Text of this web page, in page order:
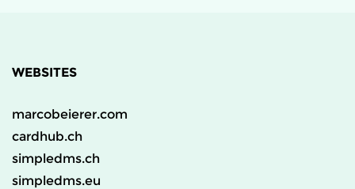
WEBSITES
marcobeierer.com
cardhub.ch
simpledms.ch
simpledms.eu